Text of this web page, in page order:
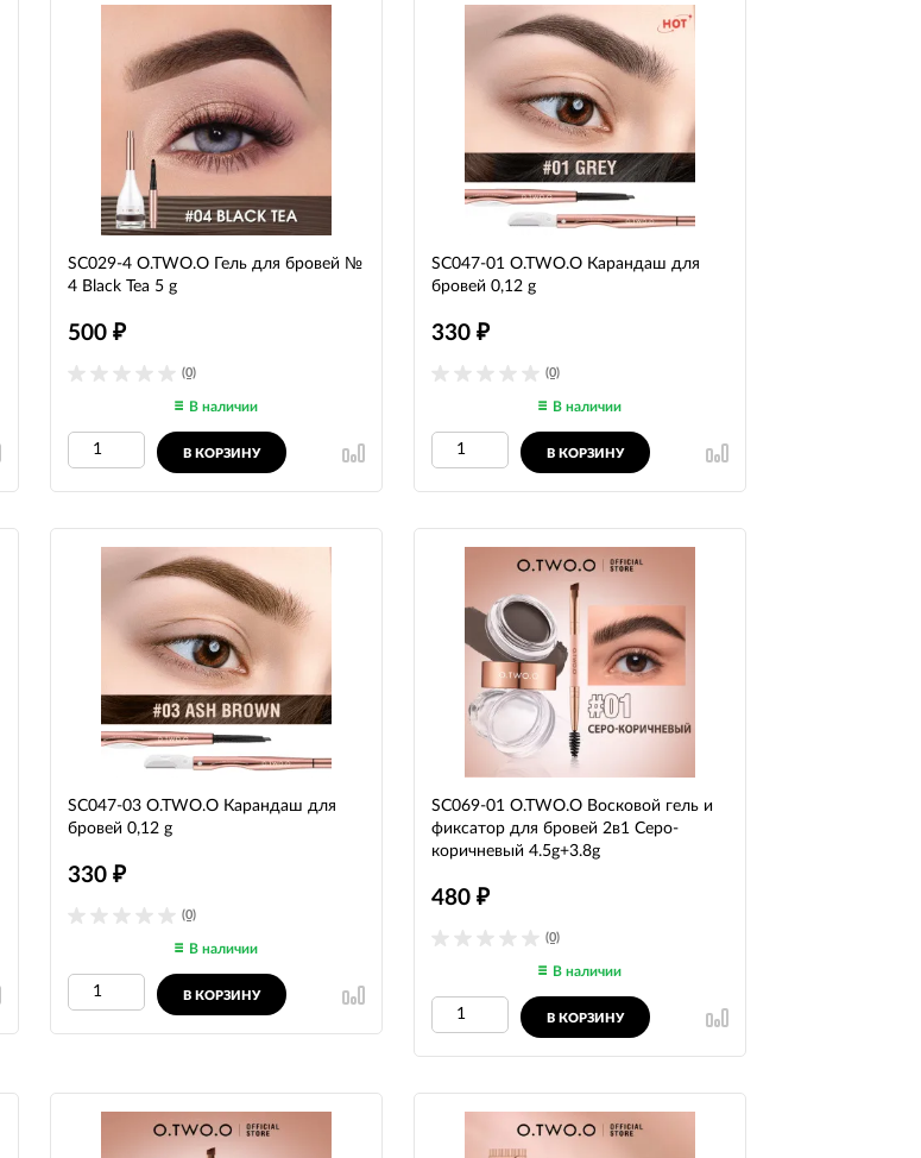
SC029-4 O.TWO.O Гель для бровей №
4 Black Tea 5 g
(0)
500 ₽
В наличии
В КОРЗИНУ
SC047-01 O.TWO.O Карандаш для
бровей 0,12 g
(0)
330 ₽
В наличии
В КОРЗИНУ
SC047-03 O.TWO.O Карандаш для
бровей 0,12 g
(0)
330 ₽
В наличии
В КОРЗИНУ
SC069-01 O.TWO.O Восковой гель и
фиксатор для бровей 2в1 Серо-
коричневый 4.5g+3.8g
(0)
480 ₽
В наличии
В КОРЗИНУ